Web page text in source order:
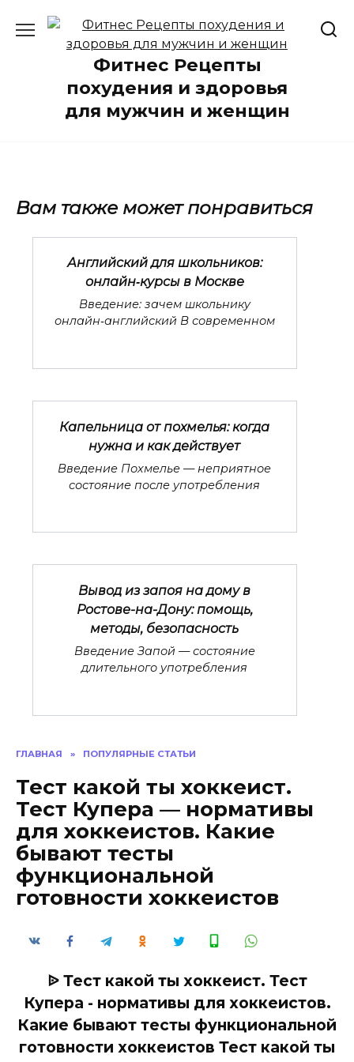
содержанию
Фитнес Рецепты
похудения и здоровья
для мужчин и женщин
ГЛАВНАЯ » ПОПУЛЯРНЫЕ СТАТЬИ
Тест какой ты хоккеист.
Тест Купера — нормативы
для хоккеистов. Какие
бывают тесты
функциональной
готовности хоккеистов
ᐉ Тест какой ты хоккеист. Тест
Купера - нормативы для хоккеистов.
Какие бывают тесты функциональной
готовности хоккеистов Тест какой ты
Вам также может понравиться
Английский для школьников:
онлайн‑курсы в Москве
Введение: зачем школьнику
онлайн‑английский В современном
Капельница от похмелья: когда
нужна и как действует
Введение Похмелье — неприятное
состояние после употребления
Вывод из запоя на дому в
Ростове-на-Дону: помощь,
методы, безопасность
Введение Запой — состояние
длительного употребления